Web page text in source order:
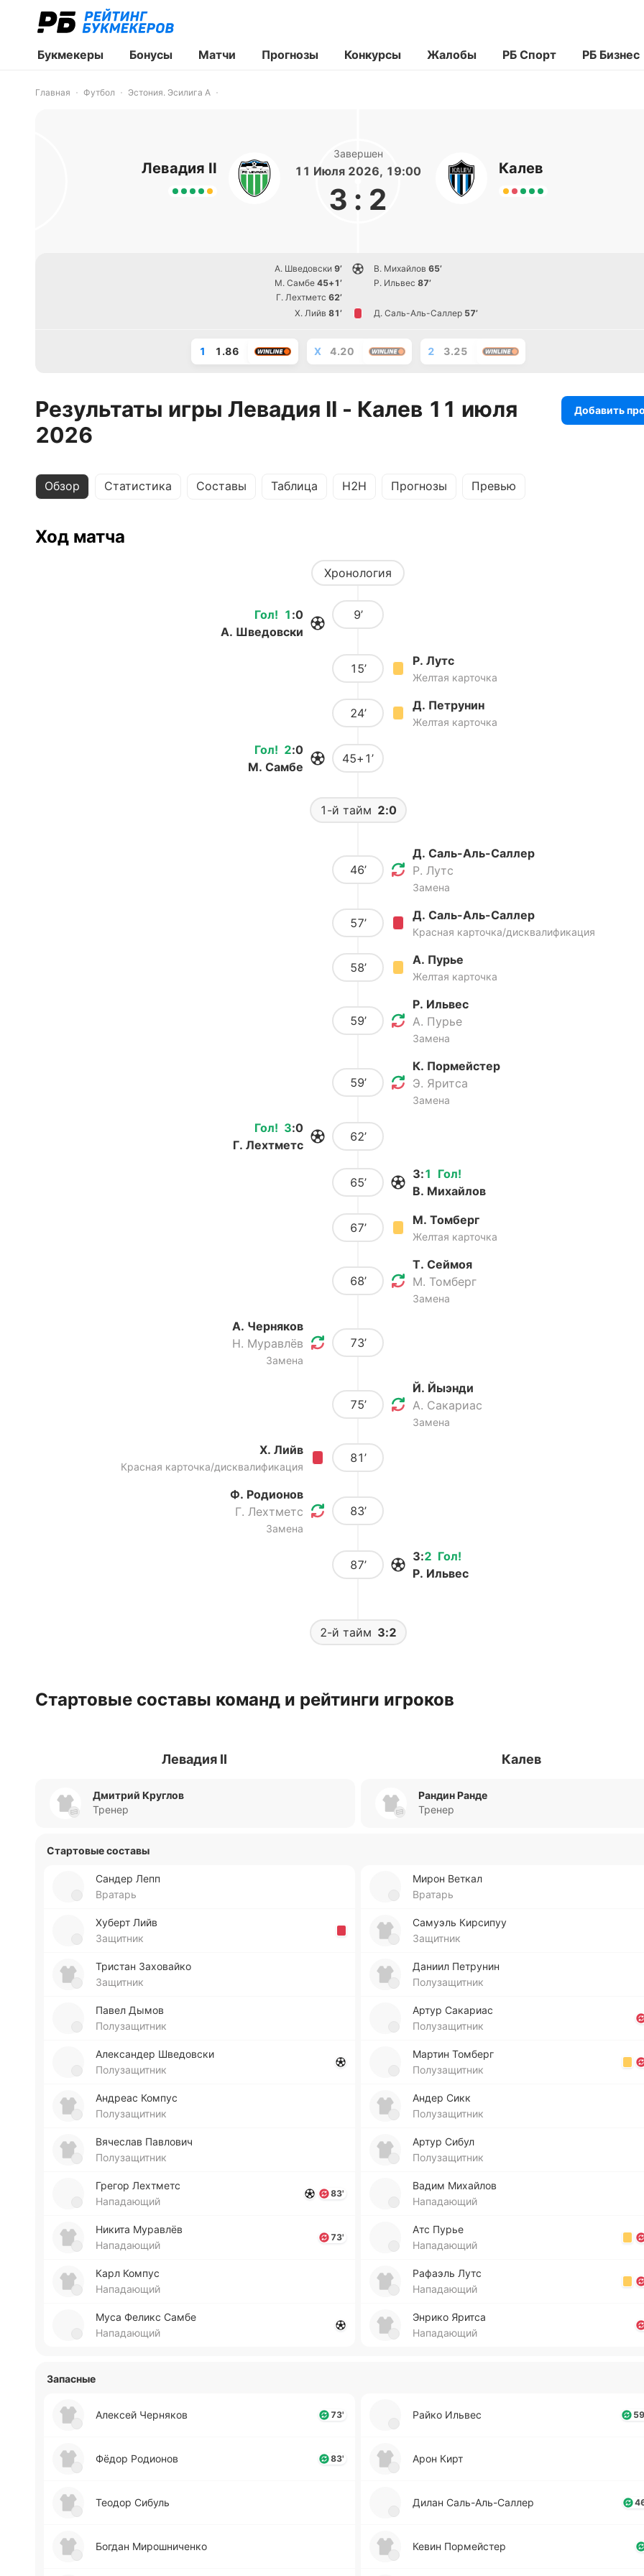
Букмекеры Бонусы Матчи Прогнозы Конкурсы Жалобы РБ Спорт РБ Бизнес
Главная Футбол Эстония. Эсилига А
Левадия II
Завершен
11 Июля 2026, 19:00
3 : 2
Калев
А. Шведовски 9’
М. Самбе 45+1’
Г. Лехтметс 62’
В. Михайлов 65’
Р. Ильвес 87’
Х. Лийв 81’ Д. Саль-Аль-Саллер 57’
1 1.86 X 4.20 2 3.25
Результаты игры Левадия II - Калев 11 июля
2026
Добавить
Обзор Статистика Составы Таблица H2H Прогнозы Превью
Ход матча
Хронология
Гол! 1 :0
А. Шведовски
9’
15’
Р. Лутс
Желтая карточка
24’
Д. Петрунин
Желтая карточка
Гол! 2:0
М. Самбе
45+1’
1-й тайм 2:0
46’
Д. Саль-Аль-Саллер
Р. Лутс
Замена
57’
Д. Саль-Аль-Саллер
Красная карточка/дисквалификация
58’
А. Пурье
Желтая карточка
59’
Р. Ильвес
А. Пурье
Замена
59’
К. Пормейстер
Э. Яритса
Замена
Гол! 3:0
Г. Лехтметс
62’
65’
Гол!
3:1
В. Михайлов
67’
М. Томберг
Желтая карточка
68’
Т. Сеймоя
М. Томберг
Замена
А. Черняков
Н. Муравлёв
Замена
73’
75’
Й. Йыэнди
А. Сакариас
Замена
Х. Лийв
Красная карточка/дисквалификация
81’
Ф. Родионов
Г. Лехтметс
Замена
83’
87’
Гол!
3:2
Р. Ильвес
2-й тайм 3:2
Стартовые составы команд и рейтинги игроков
Левадия II Калев
Дмитрий Круглов
Тренер
Рандин Ранде
Тренер
Стартовые составы
Сандер Лепп
Вратарь
Хуберт Лийв
Защитник
Три­стан За­хо­вай­ко
Защитник
Павел Дымов
Полузащитник
Але­кса­ндер Шве­до­вски
Полузащитник
Андреас Компус
Полузащитник
Вя­че­слав Па­вло­вич
Полузащитник
Грегор Ле­хтметс
Нападающий
83'
Никита Му­ра­влёв
Нападающий
73'
Карл Компус
Нападающий
Муса Феликс Самбе
Нападающий
Мирон Веткал
Вратарь
Са­муэль Ки­рси­пуу
Защитник
Даниил Пе­тру­нин
Полузащитник
Артур Са­ка­риас
Полузащитник
Мартин То­мберг
Полузащитник
Андер Сикк
Полузащитник
Артур Сибул
Полузащитник
Вадим Ми­хай­лов
Нападающий
Атс Пурье
Нападающий
Ра­фаэль Лутс
Нападающий
Энрико Яритса
Нападающий
Запасные
Але­ксей Че­рня­ков 73'
Фёдор Ро­дио­нов 83'
Теодор Сибуль
Богдан Ми­ро­шни­че­нко
Райко Ильвес
Арон Кирт
Дилан Са­ль-А­ль-Са­ллер
Кевин По­рмей­стер